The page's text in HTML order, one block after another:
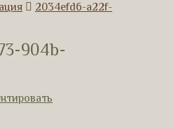
2034efd6-a22f-
904b-